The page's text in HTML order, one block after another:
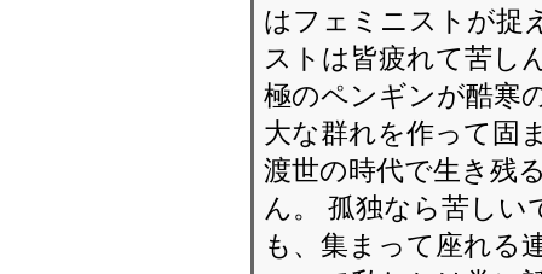
はフェミニストが捉
ストは皆疲れて苦し
極のペンギンが酷寒
大な群れを作って固
渡世の時代で生き残
ん。 孤独なら苦し
も、集まって座れる